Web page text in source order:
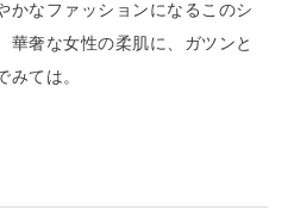
かなファッションになるこのシ
華奢な女性の柔肌に、ガツンと
みては。